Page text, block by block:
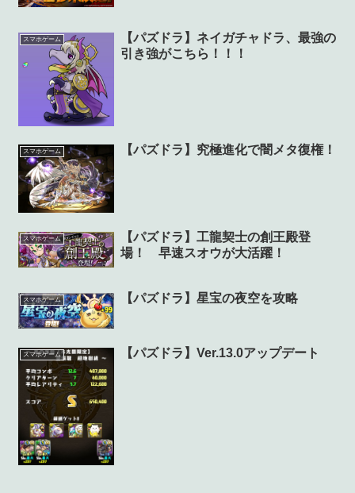
スマホゲーム
【パズドラ】ネイガチャドラ、最強の
引き強がこちら！！！
スマホゲーム 【パズドラ】究極進化で闇メタ復権！
スマホゲーム
【パズドラ】工龍契士の創王殿登
場！ 早速スオウが大活躍！
スマホゲーム 【パズドラ】星宝の夜空を攻略
スマホゲーム 【パズドラ】Ver.13.0アップデート